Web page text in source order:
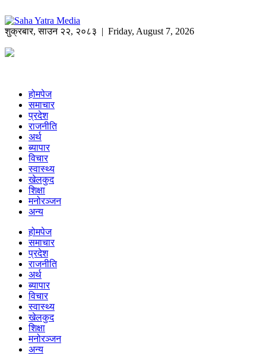
शुक्रबार,साउन २२, २०८३ | Friday, August 7, 2026
होमपेज
समाचार
प्रदेश
राजनीति
अर्थ
ब्यापार
विचार
स्वास्थ्य
खेलकुद
शिक्षा
मनोरञ्जन
अन्य
होमपेज
समाचार
प्रदेश
राजनीति
अर्थ
ब्यापार
विचार
स्वास्थ्य
खेलकुद
शिक्षा
मनोरञ्जन
अन्य